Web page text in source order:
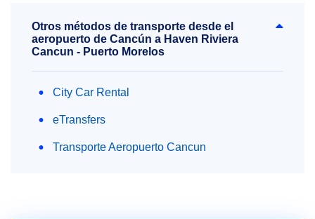
Otros métodos de transporte desde el
aeropuerto de Cancún a Haven Riviera
Cancun - Puerto Morelos
City Car Rental
eTransfers
Transporte Aeropuerto Cancun